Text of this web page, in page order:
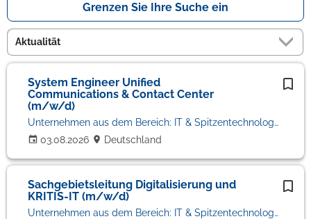
Grenzen Sie Ihre Suche ein
System Engineer Unified
Communications & Contact Center
(m/w/d)
03.08.2026
Unternehmen aus dem Bereich: IT & Spitzentechnologie
Deutschland
Sachgebietsleitung Digitalisierung und
KRITIS-IT (m/w/d)
Unternehmen aus dem Bereich: IT & Spitzentechnologie